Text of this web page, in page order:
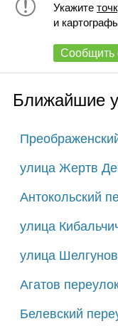
Укажите
и
Сообщить
Ближайшие
улица Жертв
Антокольский
улица
улица
Агатов
Белевский